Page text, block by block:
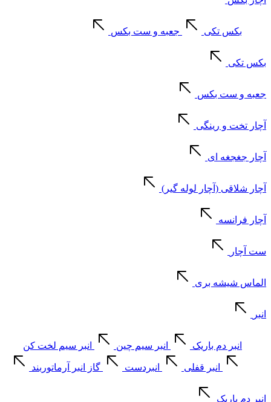
بکس تکی جعبه و ست بکس
بکس تکی
جعبه و ست بکس
آچار تخت و رینگی
آچار جغجغه ای
آچار شلاقی (آچار لوله گیر)
آچار فرانسه
ست آچار
الماس شیشه بری
انبر
انبر دم باریک انبر سیم چین انبر سیم لخت کن
انبر قفلی انبردست گاز انبر آرماتوربند
انبر دم باریک